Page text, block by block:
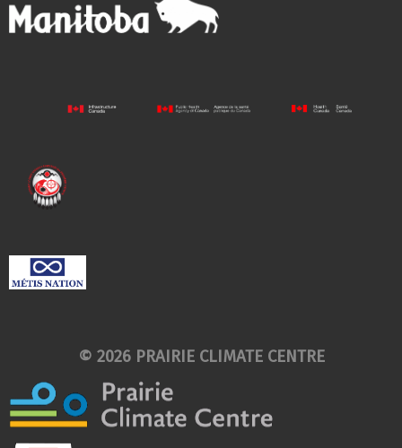
© 2026 PRAIRIE CLIMATE CENTRE